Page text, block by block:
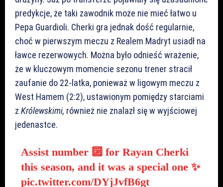
predykcje, że taki zawodnik może nie mieć łatwo u
Pepa Guardioli. Cherki gra jednak dość regularnie,
choć w pierwszym meczu z Realem Madryt usiadł na
ławce rezerwowych. Można było odnieść wrażenie,
że w kluczowym momencie sezonu trener stracił
zaufanie do 22-latka, ponieważ w ligowym meczu z
West Hamem (2:2), ustawionym pomiędzy starciami
z Królewskimi, również nie znalazł się w wyjściowej
jedenastce.
Assist number 🔟 for Rayan Cherki
this season, and it was a special one ✨
pic.twitter.com/DYjJvfB6gt